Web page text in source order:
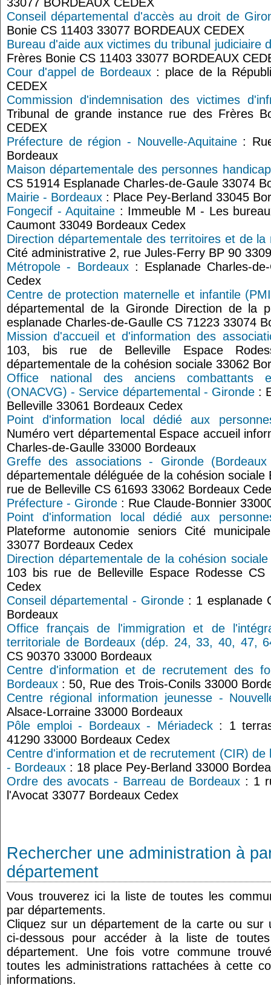
Conseil départemental d'accès au droit de
Bonie CS 11403 33077 BORDEAUX CEDEX
Bureau d'aide aux victimes du tribunal judiciaire
Frères Bonie CS 11403 33077 BORDEAUX
Cour d'appel de Bordeaux: place de la
CEDEX
Commission d'indemnisation des victimes
Tribunal de grande instance rue des Frères
CEDEX
Préfecture de région - Nouvelle-Aquitaine: Rue
Bordeaux
Maison départementale des personnes
CS 51914 Esplanade Charles-de-Gaule 33074
Mairie - Bordeaux : Place Pey-Berland 33045
Fongecif - Aquitaine : Immeuble M - Les
Caumont 33049 Bordeaux Cedex
Direction départementale des territoires et de
Cité administrative 2, rue Jules-Ferry BP 90
Métropole - Bordeaux: Esplanade Charles-
Cedex
Centre de protection maternelle et infantile
départemental de la Gironde Direction de la
esplanade Charles-de-Gaulle CS 71223 33074
Mission d'accueil et d'information des
103, bis rue de Belleville Espace
départementale de la cohésion sociale 33062
Office national des anciens combattants
(ONACVG) - Service départemental - Gironde :
Belleville 33061 Bordeaux Cedex
Point d'information local dédié aux
Numéro vert départemental Espace accueil
Charles-de-Gaulle 33000 Bordeaux
Greffe des associations - Gironde
départementale déléguée de la cohésion sociale
rue de Belleville CS 61693 33062 Bordeaux
Préfecture - Gironde : Rue Claude-Bonnier
Point d'information local dédié aux
Plateforme autonomie seniors Cité
33077 Bordeaux Cedex
Direction départementale de la cohésion
103 bis rue de Belleville Espace Rodesse CS
Cedex
Conseil départemental - Gironde: 1 esplanade
Bordeaux
Office français de l'immigration et de
territoriale de Bordeaux (dép. 24, 33, 40, 47,
CS 90370 33000 Bordeaux
Centre d'information et de recrutement des
Bordeaux : 50, Rue des Trois-Conils 33000
Centre régional information jeunesse -
Alsace-Lorraine 33000 Bordeaux
Pôle emploi - Bordeaux - Mériadeck: 1
41290 33000 Bordeaux Cedex
Centre d'information et de recrutement (CIR) de
- Bordeaux : 18 place Pey-Berland 33000
Ordre des avocats - Barreau de Bordeaux : 1
l'Avocat 33077 Bordeaux Cedex
Rechercher une administration à
département
Vous trouverez ici la liste de toutes les
par départements.
Cliquez sur un département de la carte ou sur
ci-dessous pour accéder à la liste de
département. Une fois votre commune
toutes les administrations rattachées à cette
informations.